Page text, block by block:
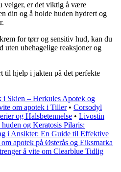
velger, er det viktig å være
din og å holde huden hydrert og
for tørr og sensitiv hud, kan du
uten ubehagelige reaksjoner og
til hjelp i jakten på det perfekte
i Skien – Herkules Apotek og
om apotek i Tiller• Corsodyl
og Halsbetennelse • Livostin
og Keratosis Pilaris:
i Ansiktet: En Guide til Effektive
apotek på Østerås og Eiksmarka
å vite om Clearblue Tidlig